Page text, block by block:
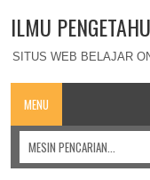
ILMU
SITUS WEB BELAJAR
MENU